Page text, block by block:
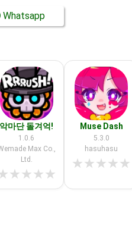
Whatsapp
악마단 돌겨억!
1.0.6
Max Co.,
Ltd.
★★★★
Muse Dash
5.3.0
hasuhasu
★★★★★